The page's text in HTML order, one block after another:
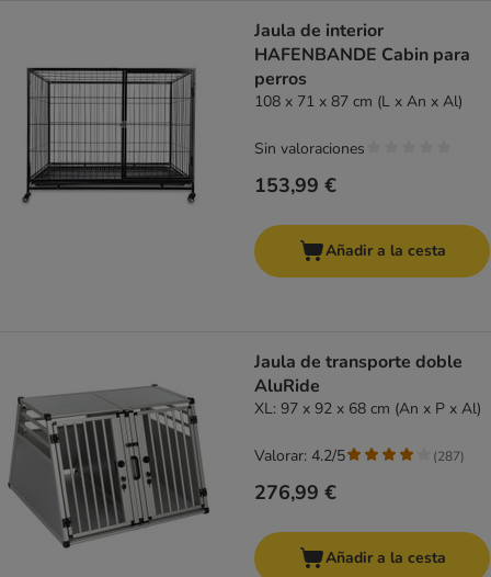
Jaula de interior
HAFENBANDE Cabin para
perros
108 x 71 x 87 cm (L x An x Al)
153,99 €
Sin valoraciones
Añadir a la cesta
Jaula de transporte doble
AluRide
XL: 97 x 92 x 68 cm (An x P x Al)
276,99 €
Valorar: 4.2/5 (287)
Añadir a la cesta